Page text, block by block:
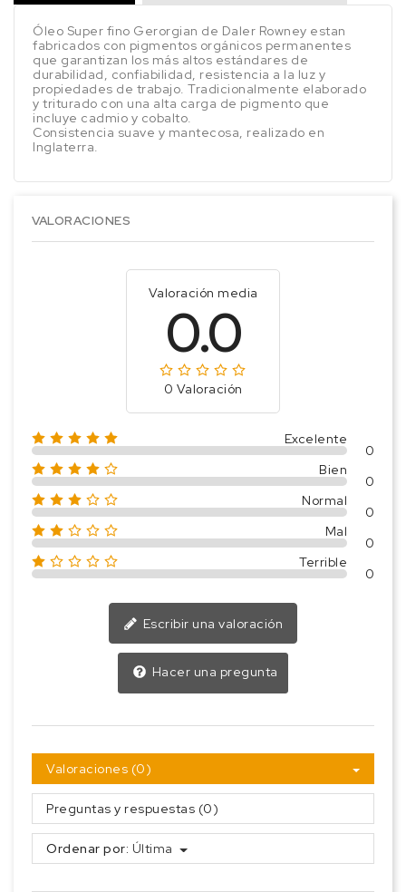
Óleo Super fino Gerorgian de Daler Rowney estan
fabricados con pigmentos orgánicos permanentes
que garantizan los más altos estándares de
durabilidad, confiabilidad, resistencia a la luz y
propiedades de trabajo. Tradicionalmente elaborado
y triturado con una alta carga de pigmento que
incluye cadmio y cobalto.
Consistencia suave y mantecosa, realizado en
Inglaterra.
VALORACIONES
Valoración media
0.0
0 Valoración
Excelente
0
Bien
0
Normal
0
Mal
0
Terrible
0
Escribir una valoración
Hacer una pregunta
Valoraciones (0)
Preguntas y respuestas (0)
Ordenar por: Última